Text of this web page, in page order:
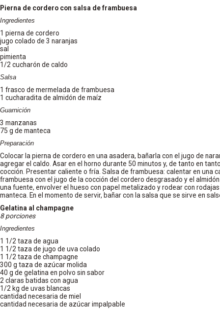
Pierna de cordero con salsa de frambuesa
Ingredientes
1 pierna de cordero
jugo colado de 3 naranjas
sal
pimienta
1/2 cucharón de caldo
Salsa
1 frasco de mermelada de frambuesa
1 cucharadita de almidón de maíz
Guarnición
3 manzanas
75 g de manteca
Preparación
Colocar la pierna de cordero en una asadera, bañarla con el jugo de
agregar el caldo. Asar en el horno durante 50 minutos y, de tanto en
cocción. Presentar caliente o fría. Salsa de frambuesa: calentar en una
frambuesa con el jugo de la cocción del cordero desgrasado y el
una fuente, envolver el hueso con papel metalizado y rodear con
manteca. En el momento de servir, bañar con la salsa que se sirve en
Gelatina al champagne
8 porciones
Ingredientes
1 1/2 taza de agua
1 1/2 taza de jugo de uva colado
1 1/2 taza de champagne
300 g taza de azúcar molida
40 g de gelatina en polvo sin sabor
2 claras batidas con agua
1/2 kg de uvas blancas
cantidad necesaria de miel
cantidad necesaria de azúcar impalpable